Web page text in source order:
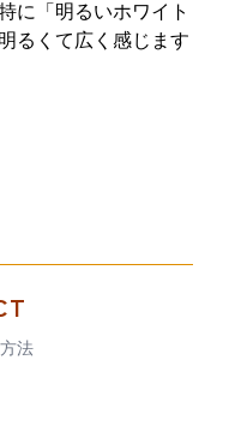
に「明るいホワイト
るくて広く感じます
法